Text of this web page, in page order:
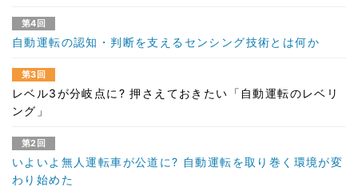
第4回
自動運転の認知・判断を支えるセンシング技術とは何か
第3回
レベル3が分岐点に? 押さえておきたい「自動運転のレベリ
ング」
第2回
いよいよ無人運転車が公道に? 自動運転を取り巻く環境が変
わり始めた